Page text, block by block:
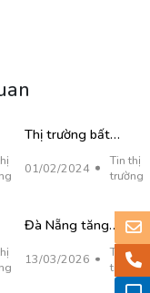
Thị trường bất
Nẵng: Nguồn
trong 2024 chủ
yếu là hạng A
01/02/2024
Tin thị
trường
Đà Nẵng tăng
cường giải pháp
đô thị thích ứng
biến đổi khí hậu
13/03/2026
Tin thị
trường